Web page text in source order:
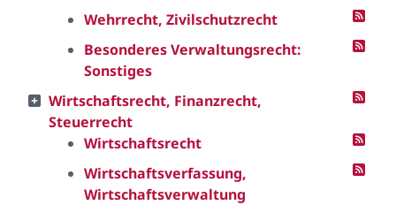
Wehrrecht, Zivilschutzrecht
Besonderes Verwaltungsrecht:
Sonstiges
Wirtschaftsrecht, Finanzrecht,
Steuerrecht
Wirtschaftsrecht
Wirtschaftsverfassung,
Wirtschaftsverwaltung